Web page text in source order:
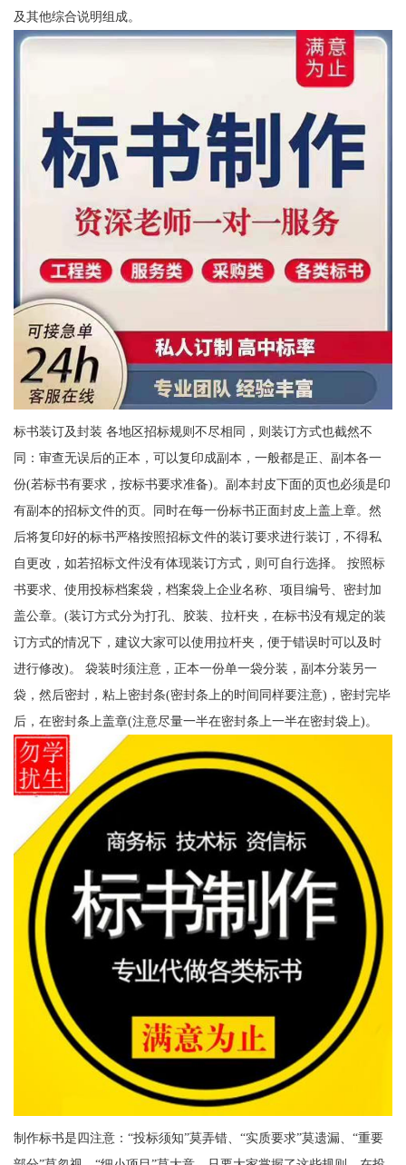
及其他综合说明组成。
标书装订及封装 各地区招标规则不尽相同，则装订方式也截然不
同：审查无误后的正本，可以复印成副本，一般都是正、副本各一
份(若标书有要求，按标书要求准备)。副本封皮下面的页也必须是印
有副本的招标文件的页。同时在每一份标书正面封皮上盖上章。然
后将复印好的标书严格按照招标文件的装订要求进行装订，不得私
自更改，如若招标文件没有体现装订方式，则可自行选择。 按照标
书要求、使用投标档案袋，档案袋上企业名称、项目编号、密封加
盖公章。(装订方式分为打孔、胶装、拉杆夹，在标书没有规定的装
订方式的情况下，建议大家可以使用拉杆夹，便于错误时可以及时
进行修改)。 袋装时须注意，正本一份单一袋分装，副本分装另一
袋，然后密封，粘上密封条(密封条上的时间同样要注意)，密封完毕
后，在密封条上盖章(注意尽量一半在密封条上一半在密封袋上)。
制作标书是四注意：“投标须知”莫弄错、“实质要求”莫遗漏、“重要